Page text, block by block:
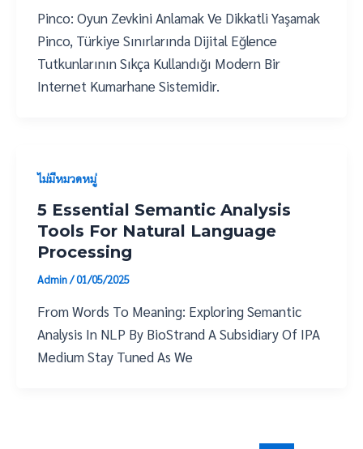
Pinco: Oyun Zevkini Anlamak Ve Dikkatli Yaşamak
Pinco, Türkiye Sınırlarında Dijital Eğlence
Tutkunlarının Sıkça Kullandığı Modern Bir
Internet Kumarhane Sistemidir.
ไม่มีหมวดหมู่
5 Essential Semantic Analysis
Tools For Natural Language
Processing
Admin/01/05/2025
From Words To Meaning: Exploring Semantic
Analysis In NLP By BioStrand A Subsidiary Of IPA
Medium Stay Tuned As We